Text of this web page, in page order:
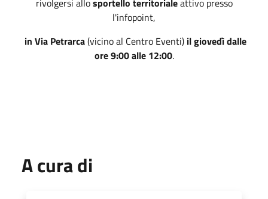
l'infopoint,
in Via Petrarca(vicino al Centro Eventi) il giovedì dalle
ore 9:00 alle 12:00.
A cura di